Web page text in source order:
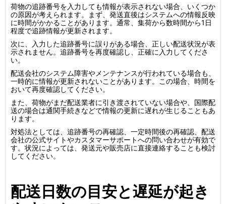
荷物の追跡番号を入力しても情報が表示されない場合、いくつか
の原因が考えられます。まず、発送直後はシステムへの情報反映
に時間がかかることがあります。通常、集荷から数時間から1日
程度で追跡情報が更新されます。
次に、入力した追跡番号に誤りがある場合、正しい配送状況が表
示されません。追跡番号を再度確認し、正確に入力してくださ
い。
配送会社のシステム障害やメンテナンスが行われている場合も、
一時的に情報が更新されないことがあります。この場合、時間を
おいて再度確認してください。
また、荷物がまだ配送業者に引き渡されていない場合や、国際配
送の場合は通関手続きなどで情報の更新に遅れが生じることもあ
ります。
対処法としては、追跡番号の再確認、一定時間後の再確認、配送
会社の公式サイトやカスタマーサポートへの問い合わせが有効で
す。状況によっては、発送元や販売店に直接連絡することも検討
してください。
配送日数の目安と遅延が起き